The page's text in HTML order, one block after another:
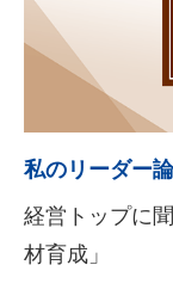
私のリーダー論
経営トップに
材育成」